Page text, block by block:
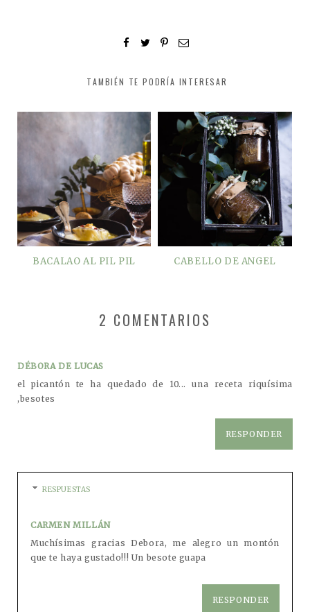
TAMBIÉN TE PODRÍA INTERESAR
BACALAO AL PIL PIL CABELLO DE ANGEL
2 COMENTARIOS
DÉBORA DE LUCAS
el picantón te ha quedado de 10... una receta riquísima
,besotes
RESPONDER
RESPUESTAS
CARMEN MILLÁN
Muchísimas gracias Debora, me alegro un montón
que te haya gustado!!! Un besote guapa
RESPONDER